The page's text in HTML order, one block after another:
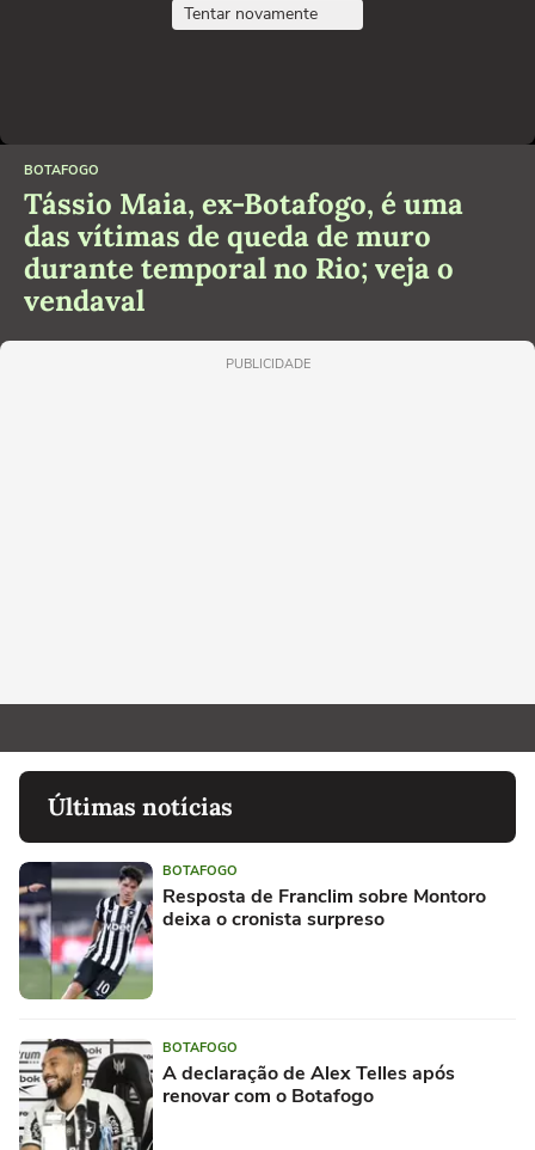
Tentar novamente
BOTAFOGO
Tássio Maia, ex-Botafogo, é uma
das vítimas de queda de muro
durante temporal no Rio; veja o
vendaval
PUBLICIDADE
Últimas notícias
BOTAFOGO
Resposta de Franclim sobre Montoro
deixa o cronista surpreso
BOTAFOGO
A declaração de Alex Telles após
renovar com o Botafogo